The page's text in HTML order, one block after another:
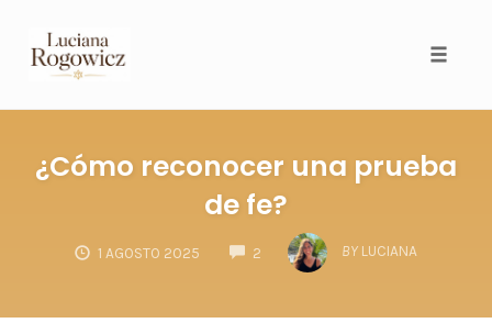
¿Cómo reconocer una prueba
de fe?
1 AGOSTO 2025 2
COMMENTS
BY LUCIANA